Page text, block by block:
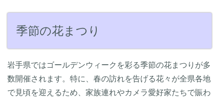
季節の花まつり
岩手県ではゴールデンウィークを彩る季節の花まつりが多
数開催されます。特に、春の訪れを告げる花々が全県各地
で見頃を迎えるため、家族連れやカメラ愛好家たちで賑わ